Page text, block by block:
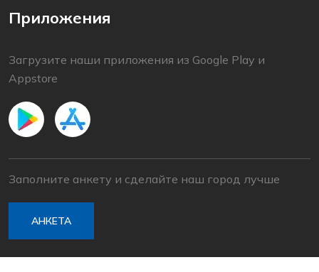
Приложения
Загрузите наши приложения из Google Play и
Appstore
Заполните анкету и сделайте наш город лучше
АНКЕТА